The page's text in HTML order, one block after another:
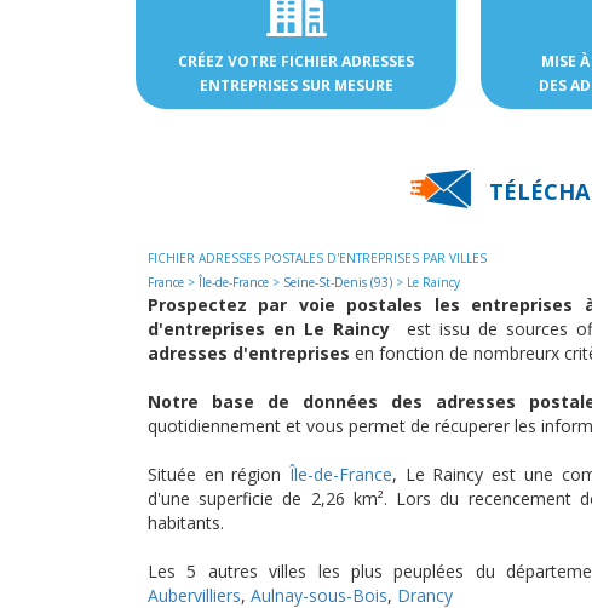
CRÉEZ VOTRE FICHIER ADRESSES
ENTREPRISES SUR MESURE
MISE
DES
FICHIER ADRESSES POSTALES D'ENTREPRISES PAR VILLES
France > Île-de-France > Seine-St-Denis (93) > Le Raincy
Prospectez par voie postales les entreprises
d'entreprises en Le Raincy
est issu de sources
adresses d'entreprises en fonction de nombreurx
Notre base de données des adresses
quotidiennement et vous permet de récuperer les
Située en régionÎle-de-France, Le Raincy est une
d'une superficie de 2,26 km². Lors du
habitants.
Les 5 autres villes les plus peuplées du
Aubervilliers, Aulnay-sous-Bois, Drancy